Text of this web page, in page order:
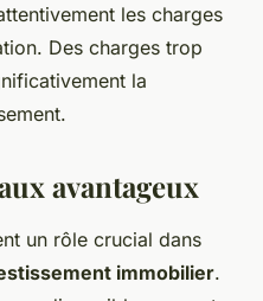
les charges
Des charges trop
la
avantageux
un rôle crucial dans
immobilier.